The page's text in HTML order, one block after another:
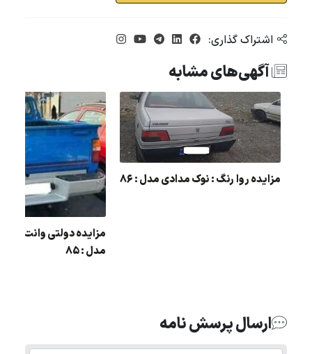
اشتراک گذاری:
آگهی‌های مشابه
مزایده دولتی وانت
مدل : 85
مزایده روا رنگ : نوک مدادی مدل : 86
ارسال پرسش نامه